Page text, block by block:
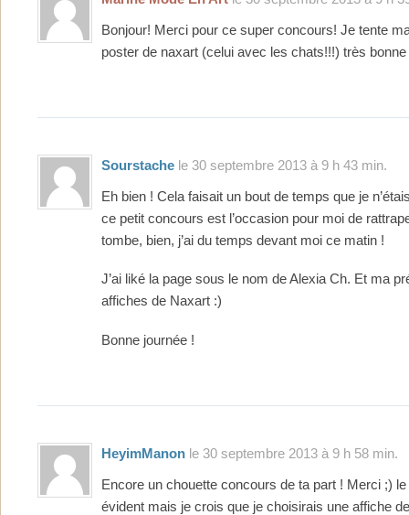
Bonjour! Merci pour ce super concours! Je tente
poster de naxart (celui avec les chats!!!) très bonne
Sourstache le 30 septembre 2013 à 9 h 43 min.
Eh bien ! Cela faisait un bout de temps que je
ce petit concours est l’occasion pour moi de
tombe, bien, j’ai du temps devant moi ce matin !
J’ai liké la page sous le nom de Alexia Ch. Et ma
affiches de Naxart :)
Bonne journée !
HeyimManon le 30 septembre 2013 à 9 h 58 min.
Encore un chouette concours de ta part ! Merci ;) le
évident mais je crois que je choisirais une affiche